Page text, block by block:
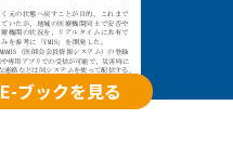
E-ブックを見る